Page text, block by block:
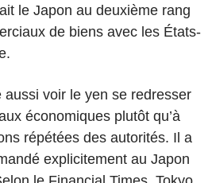
le Japon au deuxième rang
de biens avec les États-
aussi voir le yen se redresser
économiques plutôt qu’à
répétées des autorités. Il a
explicitement au Japon